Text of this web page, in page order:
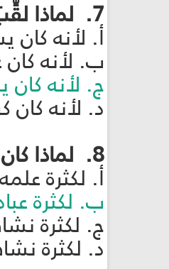
7. لماذا لقِّبَ الإمام موسى بن جعفر بالكاظم؟
أ. لأنه كان
ب. لأنه كان
ج. لأنه
د. لأنه
8. لماذا كان لقِّبَ الإمام الكاظم عليه السلام بــ "زين المتهجّدين"؟
أ. لكثرة
ب. لكثرة
ج. لكثرة
د. لكثرة